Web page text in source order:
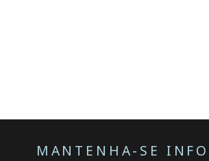
MANTENHA-SE